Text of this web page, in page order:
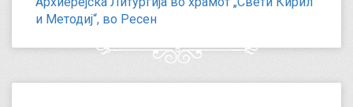
и Методиј“, во Ресен